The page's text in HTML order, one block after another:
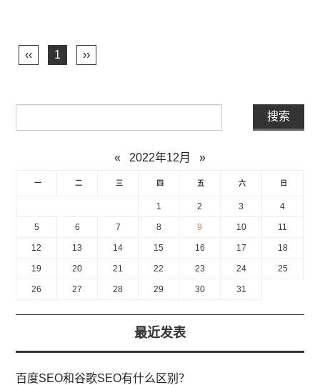
‹‹ 1 ››
« 2022年12月 »
一 二 三 四 五 六 日
1 2 3 4
5 6 7 8 9 10 11
12 13 14 15 16 17 18
19 20 21 22 23 24 25
26 27 28 29 30 31
最近发表
百度SEO和谷歌SEO有什么区别？